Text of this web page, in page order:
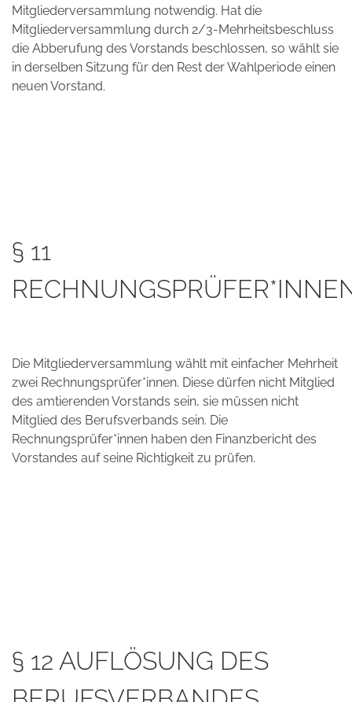
Mitgliederversammlung notwendig. Hat die
Mitgliederversammlung durch 2/3-Mehrheitsbeschluss
die Abberufung des Vorstands beschlossen, so wählt sie
in derselben Sitzung für den Rest der Wahlperiode einen
neuen Vorstand.
§ 11
Die Mitgliederversammlung wählt mit einfacher Mehrheit
zwei Rechnungsprüfer*innen. Diese dürfen nicht Mitglied
des amtierenden Vorstands sein, sie müssen nicht
Mitglied des Berufsverbands sein. Die
Rechnungsprüfer*innen haben den Finanzbericht des
Vorstandes auf seine Richtigkeit zu prüfen.
§ 12 AUFLÖSUNG DES